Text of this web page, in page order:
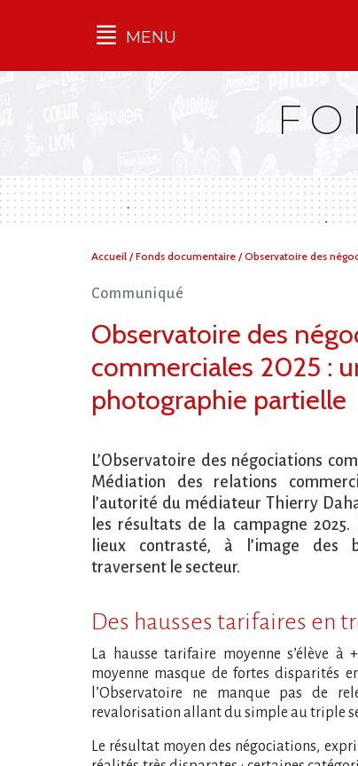
Qu'est-ce que l’Ilec
Campagnes
multimarques
MENU
Vous
Accueil /Fonds documentaire /Observatoire des
Communiqué
Observatoire des
commerciales 2025 :
photographie partielle
L’Observatoire des négociations
Médiation des relations
l’autorité du médiateur Thierry
les résultats de la campagne
lieux contrasté, à l’image des
traversent le secteur.
Des hausses tarifaires en
La hausse tarifaire moyenne s’élève à
moyenne masque de fortes disparités
l’Observatoire ne manque pas de
revalorisation allant du simple au triple
Le résultat moyen des négociations,